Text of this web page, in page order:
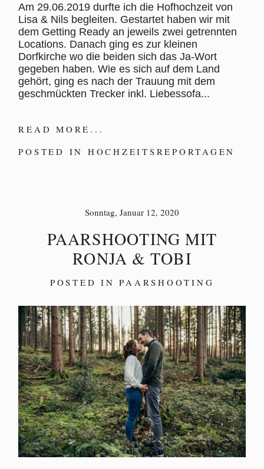
Am 29.06.2019 durfte ich die Hofhochzeit von
Lisa & Nils begleiten. Gestartet haben wir mit
dem Getting Ready an jeweils zwei getrennten
Locations. Danach ging es zur kleinen
Dorfkirche wo die beiden sich das Ja-Wort
gegeben haben. Wie es sich auf dem Land
gehört, ging es nach der Trauung mit dem
geschmückten Trecker inkl. Liebessofa...
READ MORE...
POSTED IN HOCHZEITSREPORTAGEN
Sonntag, Januar 12, 2020
PAARSHOOTING MIT
RONJA & TOBI
POSTED INPAARSHOOTING